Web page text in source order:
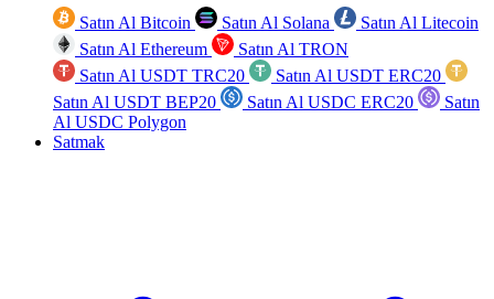
Satın Al Bitcoin Satın Al Solana
Satın Al Litecoin
Satın Al Ethereum
Satın Al TRON
Satın Al USDT TRC20
Satın Al USDT ERC20
Satın Al USDT BEP20
Satın Al USDC ERC20
Satın
Al USDC Polygon
Satmak